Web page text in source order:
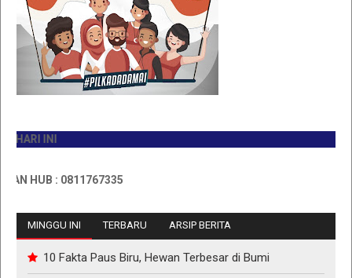
INI
HUB : 0811767335
MINGGU INI TERBARU ARSIP BERITA
10 Fakta Paus Biru, Hewan Terbesar di Bumi